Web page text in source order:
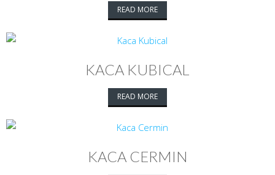
READ MORE
KACA KUBICAL
READ MORE
KACA CERMIN